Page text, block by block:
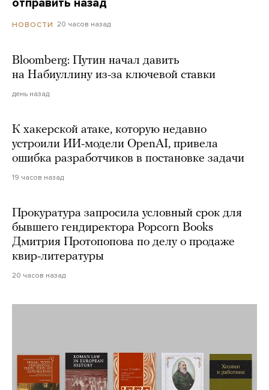
отправить назад
НОВОСТИ 20 часов назад
Bloomberg: Путин начал давить
на Набиуллину из-за ключевой ставки
день назад
К хакерской атаке, которую недавно
устроили ИИ-модели OpenAI, привела
ошибка разработчиков в постановке задачи
19 часов назад
Прокуратура запросила условный срок для
бывшего гендиректора Popcorn Books
Дмитрия Протопопова по делу о продаже
квир-литературы
20 часов назад